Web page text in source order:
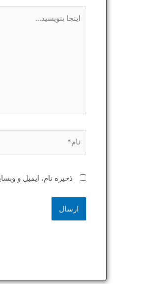
بنویسید…
ذخیره نام، ایمیل و